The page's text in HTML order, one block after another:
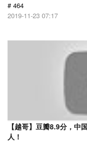
# 464
2019-11-23 07:17
【越哥】豆瓣8.9分，中
人！